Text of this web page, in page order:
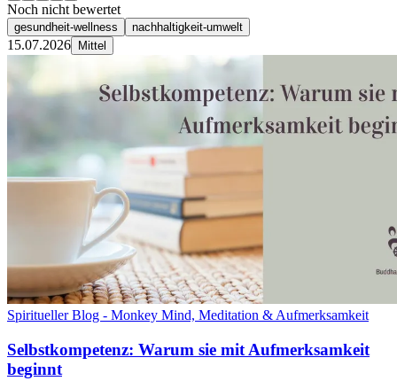
Noch nicht bewertet
gesundheit-wellness nachhaltigkeit-umwelt
15.07.2026 Mittel
Spiritueller Blog - Monkey Mind, Meditation & Aufmerksamkeit
Selbstkompetenz: Warum sie mit Aufmerksamkeit
beginnt